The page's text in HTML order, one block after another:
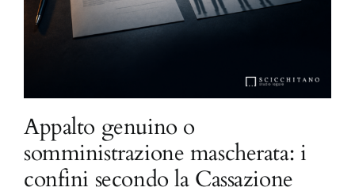
Appalto genuino o
somministrazione mascherata: i
confini secondo la Cassazione